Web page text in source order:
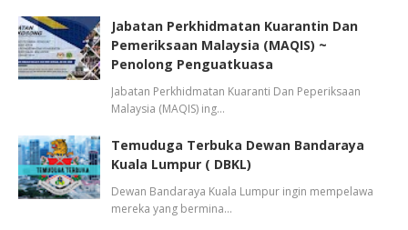
Jabatan Perkhidmatan Kuarantin Dan
Pemeriksaan Malaysia (MAQIS) ~
Penolong Penguatkuasa
Jabatan Perkhidmatan Kuaranti Dan Peperiksaan
Malaysia (MAQIS) ing…
Temuduga Terbuka Dewan Bandaraya
Kuala Lumpur ( DBKL)
Dewan Bandaraya Kuala Lumpur ingin mempelawa
mereka yang bermina…